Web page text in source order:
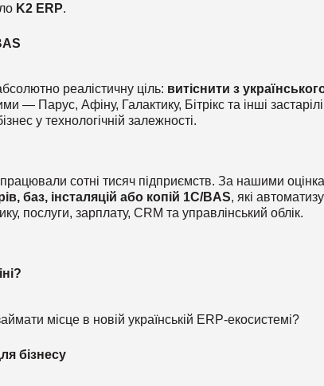
K2 ERP.
реалістичну ціль: витіснити з
— Парус, Афіну, Галактику, Бітрікс та інші
у технологічній залежності.
сотні тисяч підприємств. За нашими
баз, інсталяцій або копій 1С/BAS, які
послуги, зарплату, CRM та управлінський облік.
місце в новій українській ERP-екосистемі?
бізнесу